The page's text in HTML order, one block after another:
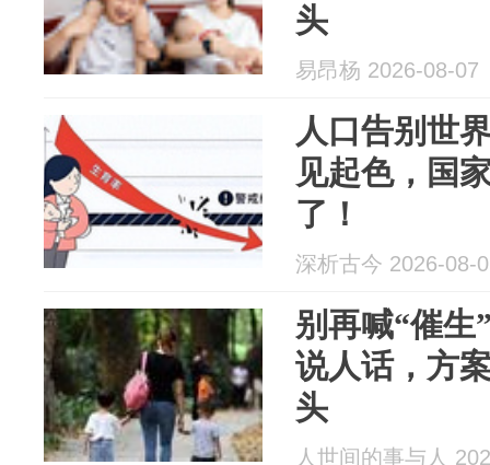
头
易昂杨 2026-08-07
人口告别世
见起色，国
了！
深析古今 2026-08-
别再喊“催生
说人话，方
头
人世间的事与人